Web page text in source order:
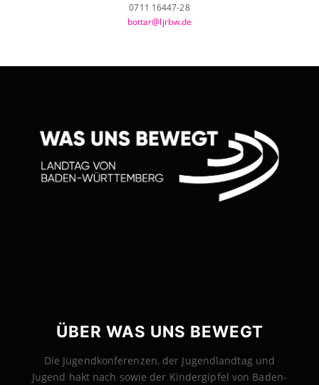
0711 16447-28
bottar@ljrbw.de
ÜBER WAS UNS BEWEGT
Die Jugendkonferenzen, der Jugendlandtag und
Jugend hakt nach sowie der Kindergipfel von Baden-